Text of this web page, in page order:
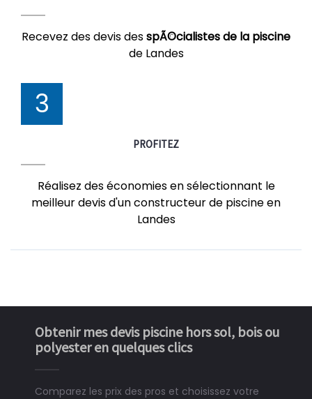
Recevez des devis desspÃ©cialistes de la piscine
de Landes
3
PROFITEZ
Réalisez des économies en sélectionnant le
meilleur devis d'un constructeur de piscine en
Landes
Obtenir mes devis piscine hors sol, bois ou
polyester en quelques clics
Comparez les prix des pros et choisissez votre